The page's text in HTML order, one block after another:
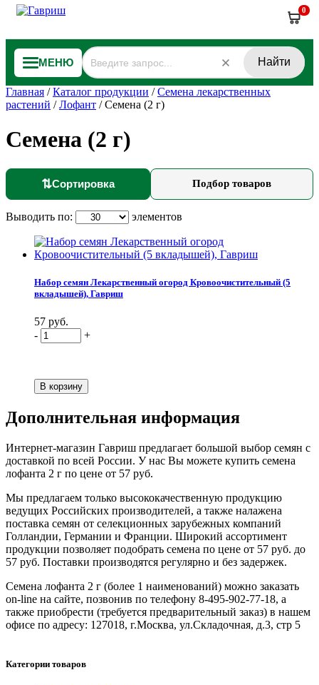
0
МЕНЮ Найти
Главная /Каталог продукции /Семена лекарственных
растений /Лофант /Семена (2 г)
Семена (2 г)
⇅Сортировка Подбор товаров
Выводить по: элементов
Набор семян Лекарственный огород Кровоочистительный (5
вкладышей), Гавриш
57 руб.
-
+
Дополнительная информация
Интернет-магазин Гавриш предлагает большой выбор семян с
доставкой по всей России. У нас Вы можете купить семена
лофанта 2 г по цене от 57 руб.
Мы предлагаем только высококачественную продукцию
ведущих Российских производителей, а также налажена
поставка семян от селекционных зарубежных компаний
Голландии, Германии и Франции. Широкий ассортимент
продукции позволяет подобрать семена по цене от 57 руб. до
57 руб. Поставки производятся регулярно и без задержек.
Семена лофанта 2 г (более 1 наименований) можно заказать
on-line на сайте, позвонив по телефону 8-495-902-77-18, а
также приобрести (требуется предварительный заказ) в нашем
офисе по адресу: 127018, г.Москва, ул.Складочная, д.3, стр 5
Категории товаров